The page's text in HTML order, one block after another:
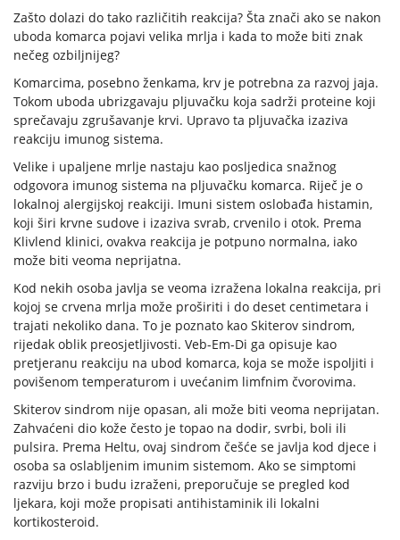
Zašto dolazi do tako različitih reakcija? Šta znači ako se nakon
uboda komarca pojavi velika mrlja i kada to može biti znak
nečeg ozbiljnijeg?
Komarcima, posebno ženkama, krv je potrebna za razvoj jaja.
Tokom uboda ubrizgavaju pljuvačku koja sadrži proteine koji
sprečavaju zgrušavanje krvi. Upravo ta pljuvačka izaziva
reakciju imunog sistema.
Velike i upaljene mrlje nastaju kao posljedica snažnog
odgovora imunog sistema na pljuvačku komarca. Riječ je o
lokalnoj alergijskoj reakciji. Imuni sistem oslobađa histamin,
koji širi krvne sudove i izaziva svrab, crvenilo i otok. Prema
Klivlend klinici, ovakva reakcija je potpuno normalna, iako
može biti veoma neprijatna.
Kod nekih osoba javlja se veoma izražena lokalna reakcija, pri
kojoj se crvena mrlja može proširiti i do deset centimetara i
trajati nekoliko dana. To je poznato kao Skiterov sindrom,
rijedak oblik preosjetljivosti. Veb-Em-Di ga opisuje kao
pretjeranu reakciju na ubod komarca, koja se može ispoljiti i
povišenom temperaturom i uvećanim limfnim čvorovima.
Skiterov sindrom nije opasan, ali može biti veoma neprijatan.
Zahvaćeni dio kože često je topao na dodir, svrbi, boli ili
pulsira. Prema Heltu, ovaj sindrom češće se javlja kod djece i
osoba sa oslabljenim imunim sistemom. Ako se simptomi
razviju brzo i budu izraženi, preporučuje se pregled kod
ljekara, koji može propisati antihistaminik ili lokalni
kortikosteroid.